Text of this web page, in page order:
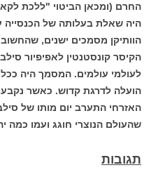
החרם (ומכאן הביטוי "ללכת
היה שאלת בעלותה של הכנסייה
הוותיקן מסמכים ישנים,
הקיסר קונסטנטין לאפיפיור
לעולמי עולמים. המסמך היה
הועלה לדרגת קדוש. כאשר
האזרחי התערב יום מותו של
שהעולם הנוצרי חוגג ועמו כמה
תגובות